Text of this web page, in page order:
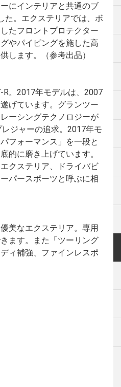
にインテリアと共通のブ
た。エクステリアでは、ボ
たフロントプロテクター
やパイピングを施した高
します。（参考出品）
R。2017年モデルは、2007
げています。グランツー
ーシングテクノロジーが
ジャーの追求。2017年モ
フォーマンス」を一段と
的に磨き上げています。
クステリア、ドライバビ
パースポーツと呼ぶに相
美なエクステリア。専用
ます。また「ツーリング
ィ補強、ファインレスポ